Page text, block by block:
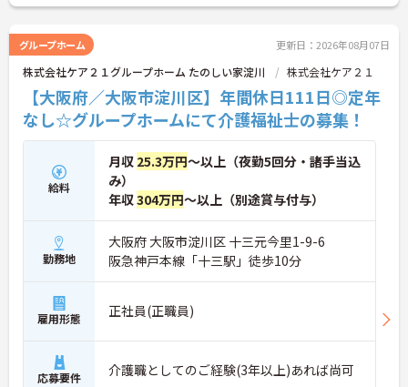
グループホーム 更新日：2026年08月07日
株式会社ケア２１グループホーム たのしい家淀川 株式会社ケア２１
【大阪府／大阪市淀川区】年間休日111日◎定年
なし☆グループホームにて介護福祉士の募集！
給料
月収 25.3万円～以上（夜勤5回分・諸手当込
み）
年収304万円～以上（別途賞与付与）
勤務地
大阪府 大阪市淀川区 十三元今里1-9-6
阪急神戸本線「十三駅」徒歩10分
雇用形態 正社員(正職員)
応募要件 介護職としてのご経験(3年以上)あれば尚可